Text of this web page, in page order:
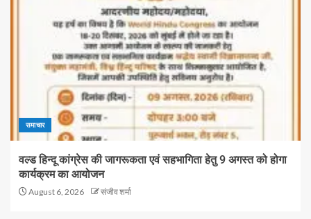
समाचार
वल्ड हिन्दू कांग्रेस की जागरूकता एवं सहभागिता हेतु 9 अगस्त को होगा
कार्यक्रम का आयोजन
August 6, 2026 संजीव शर्मा